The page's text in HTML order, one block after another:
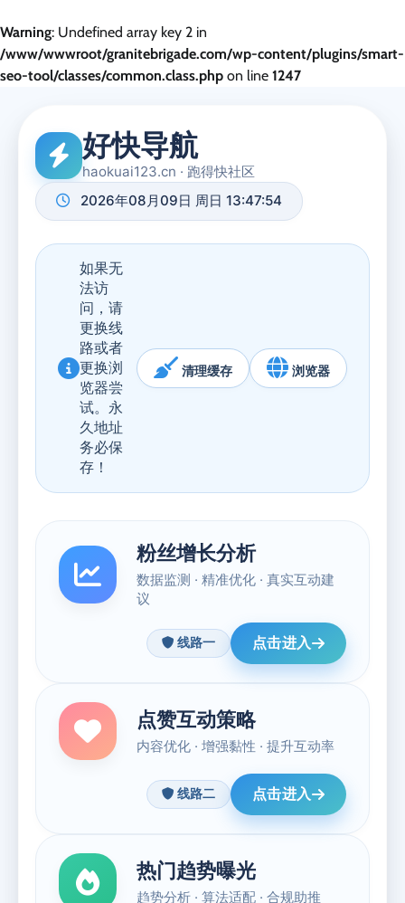
Warning: Undefined array key 2 in
/www/wwwroot/granitebrigade.com/wp-content/plugins/smart-
seo-tool/classes/common.class.php on line 1247